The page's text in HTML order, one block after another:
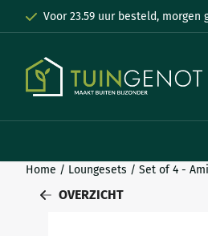
Cookievoorkeuren zijn momenteel
Voor 23.59 uur besteld, morgen
Home / Loungesets / Set of 4 -
OVERZICHT